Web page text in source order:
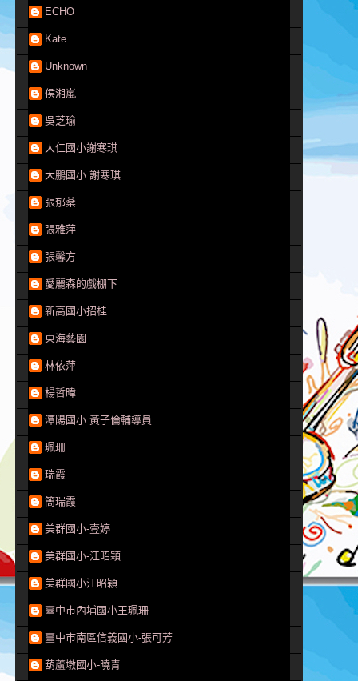
ECHO
Kate
Unknown
侯湘嵐
吳芝瑜
大仁國小謝寒琪
大鵬國小 謝寒琪
張郁棻
張雅萍
張馨方
愛麗森的戲棚下
新高國小招桂
東海藝園
林依萍
楊晢暐
潭陽國小 黃子倫輔導員
珮珊
瑞霞
簡瑞霞
美群國小-壹婷
美群國小-江昭穎
美群國小江昭穎
臺中市內埔國小王珮珊
臺中市南區信義國小-張可芳
葫蘆墩國小-曉青